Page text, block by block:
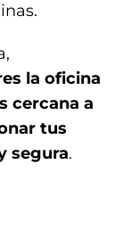
la oficina
cercana a
tus
segura.